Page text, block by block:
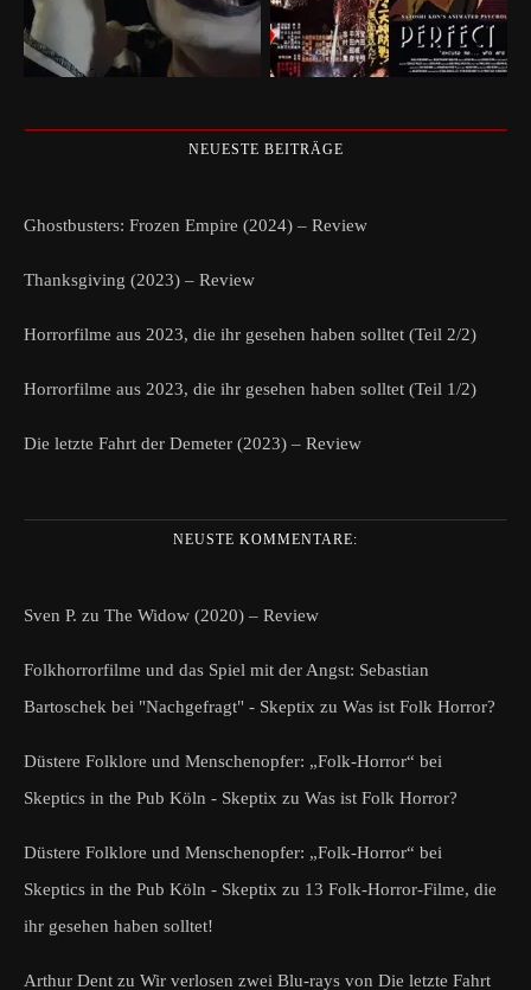
NEUESTE BEITRÄGE
Ghostbusters: Frozen Empire (2024) – Review
Thanksgiving (2023) – Review
Horrorfilme aus 2023, die ihr gesehen haben solltet (Teil 2/2)
Horrorfilme aus 2023, die ihr gesehen haben solltet (Teil 1/2)
Die letzte Fahrt der Demeter (2023) – Review
NEUSTE KOMMENTARE:
Sven P. zu The Widow (2020) – Review
Folkhorrorfilme und das Spiel mit der Angst: Sebastian
Bartoschek bei "Nachgefragt" - Skeptix zu Was ist Folk Horror?
Düstere Folklore und Menschenopfer: „Folk-Horror“ bei
Skeptics in the Pub Köln - Skeptix zu Was ist Folk Horror?
Düstere Folklore und Menschenopfer: „Folk-Horror“ bei
Skeptics in the Pub Köln - Skeptix zu 13 Folk-Horror-Filme, die
ihr gesehen haben solltet!
Arthur Dent zu Wir verlosen zwei Blu-rays von Die letzte Fahrt